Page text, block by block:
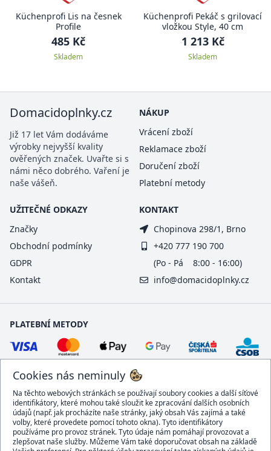
Küchenprofi Lis na česnek
Profile
485 Kč
Skladem
Küchenprofi Pekáč s grilovací
vložkou Style, 40 cm
1 213 Kč
Skladem
Cookies nás neminuly
Na těchto webových stránkách se používají soubory cookies a další síťové
identifikátory, které mohou také sloužit ke zpracování dalších osobních
údajů (např. jak procházíte naše stránky, jaký obsah Vás zajímá a také
volby, které provedete pomocí tohoto okna). Tyto identifikátory
používáme pro provoz stránek. Tyto údaje nám pomáhají provozovat a
zlepšovat naše služby. Můžeme Vám také doporučovat obsah na základě
Domacidoplnky.cz
Již 17 let Vám dodáváme
výrobky nejvyšší kvality
ověřených značek. Uvařte si s
námi něco dobrého. Vaření je
naše vášeň.
NÁKUP
Vrácení zboží
Reklamace zboží
Doručení zboží
Platební metody
UŽITEČNÉ ODKAZY
Značky
Obchodní podmínky
GDPR
Kontakt
KONTAKT
Chopinova 298/1, Brno
+420 777 190 700
(Po - Pá 8:00 - 16:00)
info@domacidoplnky.cz
PLATEBNÍ METODY
DOPRAVCI